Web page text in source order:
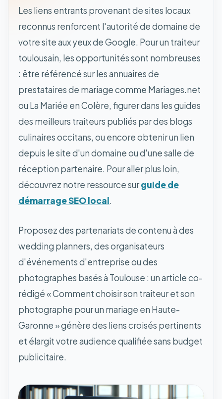
Les liens entrants provenant de sites locaux
reconnus renforcent l'autorité de domaine de
votre site aux yeux de Google. Pour un traiteur
toulousain, les opportunités sont nombreuses
: être référencé sur les annuaires de
prestataires de mariage comme Mariages.net
ou La Mariée en Colère, figurer dans les guides
des meilleurs traiteurs publiés par des blogs
culinaires occitans, ou encore obtenir un lien
depuis le site d'un domaine ou d'une salle de
réception partenaire. Pour aller plus loin,
découvrez notre ressource surguide de
démarrage SEO local.
Proposez des partenariats de contenu à des
wedding planners, des organisateurs
d'événements d'entreprise ou des
photographes basés à Toulouse : un article co-
rédigé « Comment choisir son traiteur et son
photographe pour un mariage en Haute-
Garonne » génère des liens croisés pertinents
et élargit votre audience qualifiée sans budget
publicitaire.